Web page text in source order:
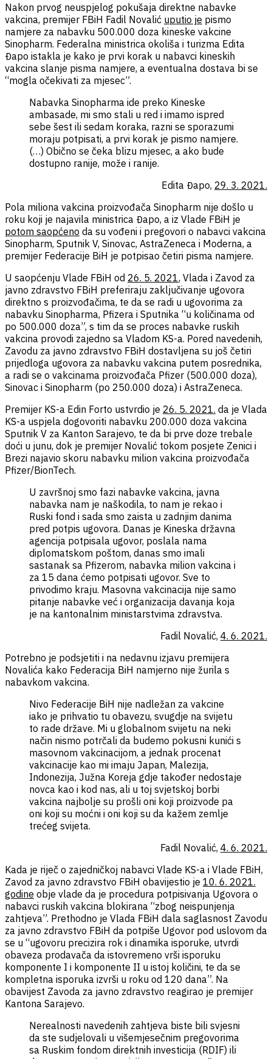
Nakon prvog neuspjelog pokušaja direktne nabavke
vakcina, premijer FBiH Fadil Novalić uputio je pismo
namjere za nabavku 500.000 doza kineske vakcine
Sinopharm. Federalna ministrica okoliša i turizma Edita
Đapo istakla je kako je prvi korak u nabavci kineskih
vakcina slanje pisma namjere, a eventualna dostava bi se
“mogla očekivati za mjesec”.
Nabavka Sinopharma ide preko Kineske
ambasade, mi smo stali u red i imamo ispred
sebe šest ili sedam koraka, razni se sporazumi
moraju potpisati, a prvi korak je pismo namjere.
(…) Obično se čeka blizu mjesec, a ako bude
dostupno ranije, može i ranije.
Edita Đapo, 29. 3. 2021.
Pola miliona vakcina proizvođača Sinopharm nije došlo u
roku koji je najavila ministrica Đapo, a iz Vlade FBiH je
potom saopćeno da su vođeni i pregovori o nabavci vakcina
Sinopharm, Sputnik V, Sinovac, AstraZeneca i Moderna, a
premijer Federacije BiH je potpisao četiri pisma namjere.
U saopćenju Vlade FBiH od 26. 5. 2021, Vlada i Zavod za
javno zdravstvo FBiH preferiraju zaključivanje ugovora
direktno s proizvođačima, te da se radi u ugovorima za
nabavku Sinopharma, Pfizera i Sputnika “u količinama od
po 500.000 doza”, s tim da se proces nabavke ruskih
vakcina provodi zajedno sa Vladom KS-a. Pored navedenih,
Zavodu za javno zdravstvo FBiH dostavljena su još četiri
prijedloga ugovora za nabavku vakcina putem posrednika,
a radi se o vakcinama proizvođača Pfizer (500.000 doza),
Sinovac i Sinopharm (po 250.000 doza) i AstraZeneca.
Premijer KS-a Edin Forto ustvrdio je 26. 5. 2021. da je Vlada
KS-a uspjela dogovoriti nabavku 200.000 doza vakcina
Sputnik V za Kanton Sarajevo, te da bi prve doze trebale
doći u junu, dok je premijer Novalić tokom posjete Zenici i
Brezi najavio skoru nabavku milion vakcina proizvođača
Pfizer/BionTech.
U završnoj smo fazi nabavke vakcina, javna
nabavka nam je naškodila, to nam je rekao i
Ruski fond i sada smo zaista u zadnjim danima
pred potpis ugovora. Danas je Kineska državna
agencija potpisala ugovor, poslala nama
diplomatskom poštom, danas smo imali
sastanak sa Pfizerom, nabavka milion vakcina i
za 15 dana ćemo potpisati ugovor. Sve to
privodimo kraju. Masovna vakcinacija nije samo
pitanje nabavke već i organizacija davanja koja
je na kantonalnim ministarstvima zdravstva.
Fadil Novalić, 4. 6. 2021.
Potrebno je podsjetiti i na nedavnu izjavu premijera
Novalića kako Federacija BiH namjerno nije žurila s
nabavkom vakcina.
Nivo Federacije BiH nije nadležan za vakcine
iako je prihvatio tu obavezu, svugdje na svijetu
to rade države. Mi u globalnom svijetu na neki
način nismo potrčali da budemo pokusni kunići s
masovnom vakcinacijom, a jednak procenat
vakcinacije kao mi imaju Japan, Malezija,
Indonezija, Južna Koreja gdje također nedostaje
novca kao i kod nas, ali u toj svjetskoj borbi
vakcina najbolje su prošli oni koji proizvode pa
oni koji su moćni i oni koji su da kažem zemlje
trećeg svijeta.
Fadil Novalić, 4. 6. 2021.
Kada je riječ o zajedničkoj nabavci Vlade KS-a i Vlade FBiH,
Zavod za javno zdravstvo FBiH obavijestio je 10. 6. 2021.
godine obje vlade da je procedura potpisivanja Ugovora o
nabavci ruskih vakcina blokirana “zbog neispunjenja
zahtjeva”. Prethodno je Vlada FBiH dala saglasnost Zavodu
za javno zdravstvo FBiH da potpiše Ugovor pod uslovom da
se u “ugovoru precizira rok i dinamika isporuke, utvrdi
obaveza prodavača da istovremeno vrši isporuku
komponente I i komponente II u istoj količini, te da se
kompletna isporuka izvrši u roku od 120 dana”. Na
obavijest Zavoda za javno zdravstvo reagirao je premijer
Kantona Sarajevo.
Nerealnosti navedenih zahtjeva biste bili svjesni
da ste sudjelovali u višemjesečnim pregovorima
sa Ruskim fondom direktnih investicija (RDIF) ili